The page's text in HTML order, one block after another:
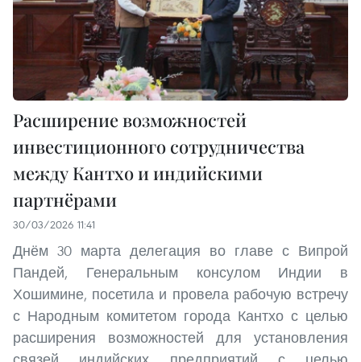
Расширение возможностей
инвестиционного сотрудничества
между Кантхо и индийскими
партнёрами
30/03/2026 11:41
Днём 30 марта делегация во главе с Випрой
Пандей, Генеральным консулом Индии в
Хошимине, посетила и провела рабочую встречу
с Народным комитетом города Кантхо с целью
расширения возможностей для установления